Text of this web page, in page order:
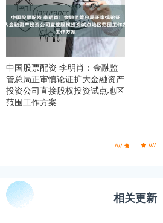
中国股票配资 李明肖：金融监
管总局正审慎论证扩大金融资产
投资公司直接股权投资试点地区
范围工作方案
相关更新